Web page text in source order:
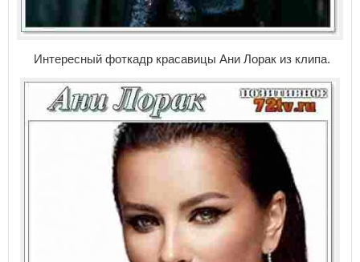
Интересный фоткадр красавицы Ани Лорак из клипа.